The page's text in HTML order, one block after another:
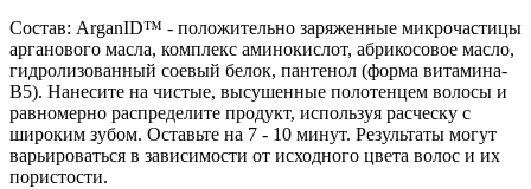
Состав: ArganID™ - положительно заряженные микрочастицы
арганового масла, комплекс аминокислот, абрикосовое масло,
гидролизованный соевый белок, пантенол (форма витамина-
В5). Нанесите на чистые, высушенные полотенцем волосы и
равномерно распределите продукт, используя расческу с
широким зубом. Оставьте на 7 - 10 минут. Результаты могут
варьироваться в зависимости от исходного цвета волос и их
пористости.